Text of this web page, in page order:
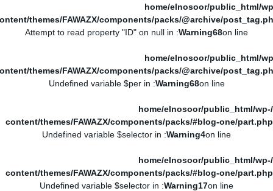
/home/elnosoor/public_html/
themes/FAWAZX/components/packs/@archive/
on line
68
Warning
: Attempt to read property "ID" on null in
/home/elnosoor/public_html/
themes/FAWAZX/components/packs/@archive/
on line
68
Warning
: Undefined variable $per in
/home/elnosoor/public_html/wp-
content/themes/FAWAZX/components/packs/#blog-one/part.php
on line
4
Warning
: Undefined variable $selector in
/home/elnosoor/public_html/wp-
content/themes/FAWAZX/components/packs/#blog-one/part.php
on line
17
Warning
: Undefined variable $selector in